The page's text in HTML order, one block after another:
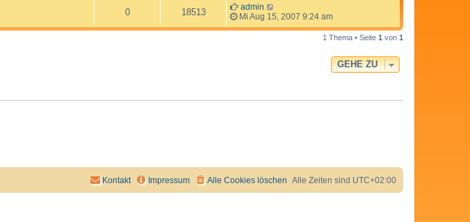
0 18513
admin
Mi Aug 15, 2007 9:24 am
1 Thema • Seite 1 von 1
GEHE ZU
Alle Zeiten sind UTC+02:00
Alle Cookies löschen
Impressum
Kontakt